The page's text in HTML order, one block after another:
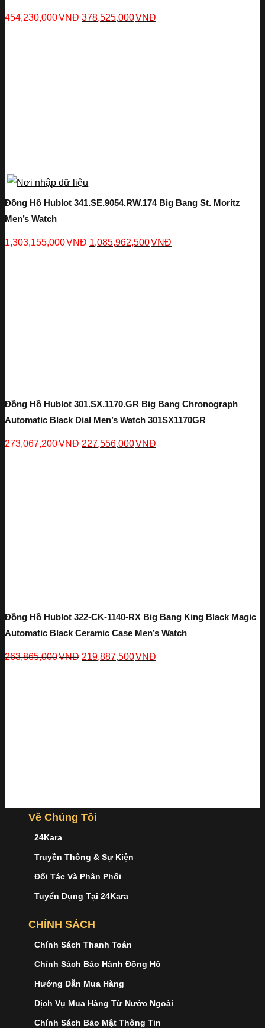
454,230,000VNĐ 378,525,000VNĐ
Đồng Hồ Hublot 341.SE.9054.RW.174 Big Bang St. Moritz
Men’s Watch
1,303,155,000VNĐ 1,085,962,500VNĐ
Đồng Hồ Hublot 301.SX.1170.GR Big Bang Chronograph
Automatic Black Dial Men’s Watch 301SX1170GR
273,067,200VNĐ 227,556,000VNĐ
Đồng Hồ Hublot 322-CK-1140-RX Big Bang King Black Magic
Automatic Black Ceramic Case Men’s Watch
263,865,000VNĐ 219,887,500VNĐ
Về Chúng Tôi
24Kara
Truyền Thông & Sự Kiện
Đối Tác Và Phân Phối
Tuyển Dụng Tại 24Kara
CHÍNH SÁCH
Chính Sách Thanh Toán
Chính Sách Bảo Hành Đồng Hồ
Hướng Dẫn Mua Hàng
Dịch Vụ Mua Hàng Từ Nước Ngoài
Chính Sách Bảo Mật Thông Tin